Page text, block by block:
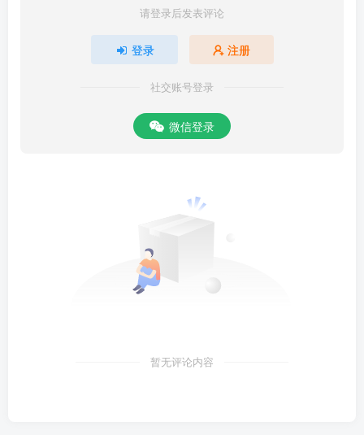
非止止庵清絕勝妙處也？詹美中定知玉皇將再宴，白玉蟾亦將鍊七返
九還之丹，此日此文不徒作也。則然若異日有異事，猶見止止庵不徒
建也。营記元祐盛時，人在霍童山建一茅庵，謂之寂寂，不数年而庵
事，又蹤跡顏類之。蓝止止者，止其所止也，《周易》艮卦兼山之
者不徒名，止止之庵，今人不徒復興。必有得止止之深者，宅其庵
荒苔斷藓，盡是止止意思。若未能止止者，参之己有止止所得者，政
知行住坐队，自有不止之止，非徒嘮枯木死灰也。予特止止之蜚也，
请登录后发表评论
登录 注册
社交账号登录
微信登录
暂无评论内容